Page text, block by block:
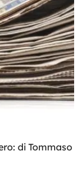
di Tommaso